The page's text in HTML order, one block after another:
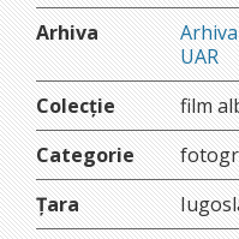
Arhiva
UAR
Colecție
film
Categorie
Țara